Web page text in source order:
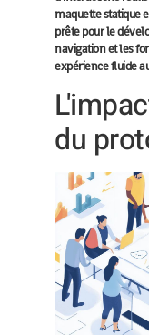
maquette statique
prête pour le
navigation et les
expérience fluide
du